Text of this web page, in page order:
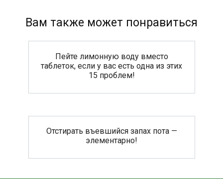
Вам также может понравиться
Пейте лимонную воду вместо
таблеток, если у вас есть одна из этих
15 проблем!
Отстирать въевшийся запах пота —
элементарно!